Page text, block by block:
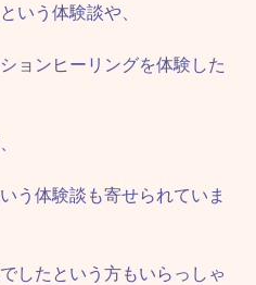
いう体験談や、
ョンヒーリングを体験した
う体験談も寄せられていま
したという方もいらっしゃ